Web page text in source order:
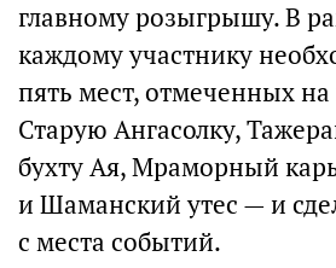
главному розыгрышу. В
каждому участнику
пять мест, отмеченных
Старую Ангасолку,
бухту Ая, Мраморный
и Шаманский утес — и
с места событий.